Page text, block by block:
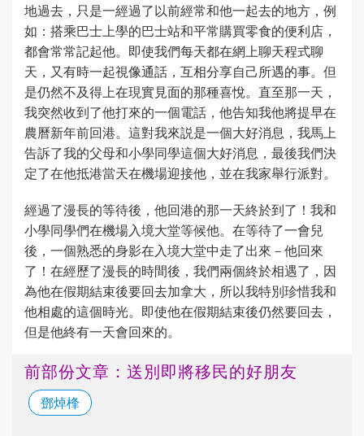
地過去，只是一經過了以前經常和他一起去的地方，例
如：搭乘巴士上學的巴士站和平常購買零食的便利店，
都會常常記起他。即使我們每天都在網上聊天程式聊
天，又有時一起視像通話，互相分享自己所遇的事。但
是仍然不及得上在現實見面的那種喜悅。直至那一天，
我突然收到了他打來的一個電話，他告知我他將提早在
農曆新年前回港。這對我來説是一個大好消息，我馬上
告訴了我的父母和小學同學這個大好消息，最後我們決
定了在他抵港當天在機場迎接他，並在我家舉行派對。
經過了漫長的等待後，他回港的那一天終於到了！我和
小學同學們在機場入境大堂等候他。在等待了一會兒
後，一個熟悉的身影在入境大堂中走了出來－他回來
了！在經歷了漫長的時間後，我們兩個終於相遇了，因
為他在假期結束後要回去加拿大，所以我特別珍惜我和
他相處的這個時光。即使他在假期結束後仍然要回去，
但是他終有一天會回來的。
前部份文章：送別即將移民的好朋友
鄧焯桻